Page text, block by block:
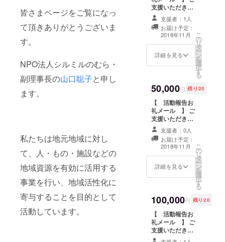
皆さまページをご覧になっ
て頂きありがとうございま
す。
NPO法人シルミルのむら・
副理事長の山口聡子と申し
ます。
私たちは地元地域に対し
て、人・もの・施設などの
地域資源を有効に活用する
事業を行い、地域活性化に
寄与することを目的として
活動しています。
記載 】 新たな
乙亥相撲会場に
(野村公会堂)
に、ご支援いた
だいた方のお名
前を掲示いたし
ます。（ニック
ネームでも可）
【 新しい土俵
権 】 167回目
の土俵は地元の
人たちで制作。
その制作に参加
することができ
ます（11月上旬
～中旬予定）
記載 】 新たな
乙亥相撲会場に
(野村公会堂)
に、ご支援いた
だいた方のお名
前を掲示いたし
ます。（ニック
権 】 167回目
の土俵は地元の
人たちで制作。
その制作に参加
することができ
ます（11月上旬
～中旬予定）
す。 【 シルク
博物館よりシル
クの織物 】色
や柄はこちらで
決めさせていた
だきます。（12
月上旬） 【 新
しい乙亥会館会
場に支援者の名
たな乙亥相撲会
場に(野村公会
堂)に、ご支援い
ただいた方のお
名前を掲示いた
します。（ニッ
クネームでも
可） 【 新しい
土俵づくり参加
権 】 167回目
の土俵は地元の
人たちで制作。
その制作に参加
ます（11月上旬
～中旬予定）
支援いただき行
えた活動につい
て、メールで報
告いたします。
（ 乙亥相撲開
催後、12月中旬
予定 ） その後
ントなどをメー
ルにて報告させ
ていただきま
す。 【 ミルク
詰め合わせ 】
ほわいとファー
ムより乳製品の
詰め合わせ 【
新しい乙亥会館
名前を記載 】
新たな乙亥相撲
ただいた方のお
名前を掲示いた
します。（ニッ
クネームでも
可） 【 新しい
土俵づくり参加
支援者：1人
お届け予定：
2018年11月
詳細を見る
こ
の
リ
タ
ー
ン
を
選
択
す
る
50,000円 残り20
【 活動報告お
礼メール 】 ご
支援いただき行
えた活動につい
て、メールで報
告いたします。
（ 乙亥相撲開
催後、12月中旬
予定 ） その後
ントなどをメー
ルにて報告させ
ていただきま
す。 【 乙亥相
撲参加権 】11
月27日の乙亥相
支援者：0人
お届け予定：
2018年11月
詳細を見る
こ
の
リ
タ
ー
ン
を
選
択
す
る
100,000円 残り20
【 活動報告お
礼メール 】 ご
支援いただき行
えた活動につい